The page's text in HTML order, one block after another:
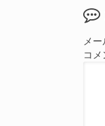
メ
コメ